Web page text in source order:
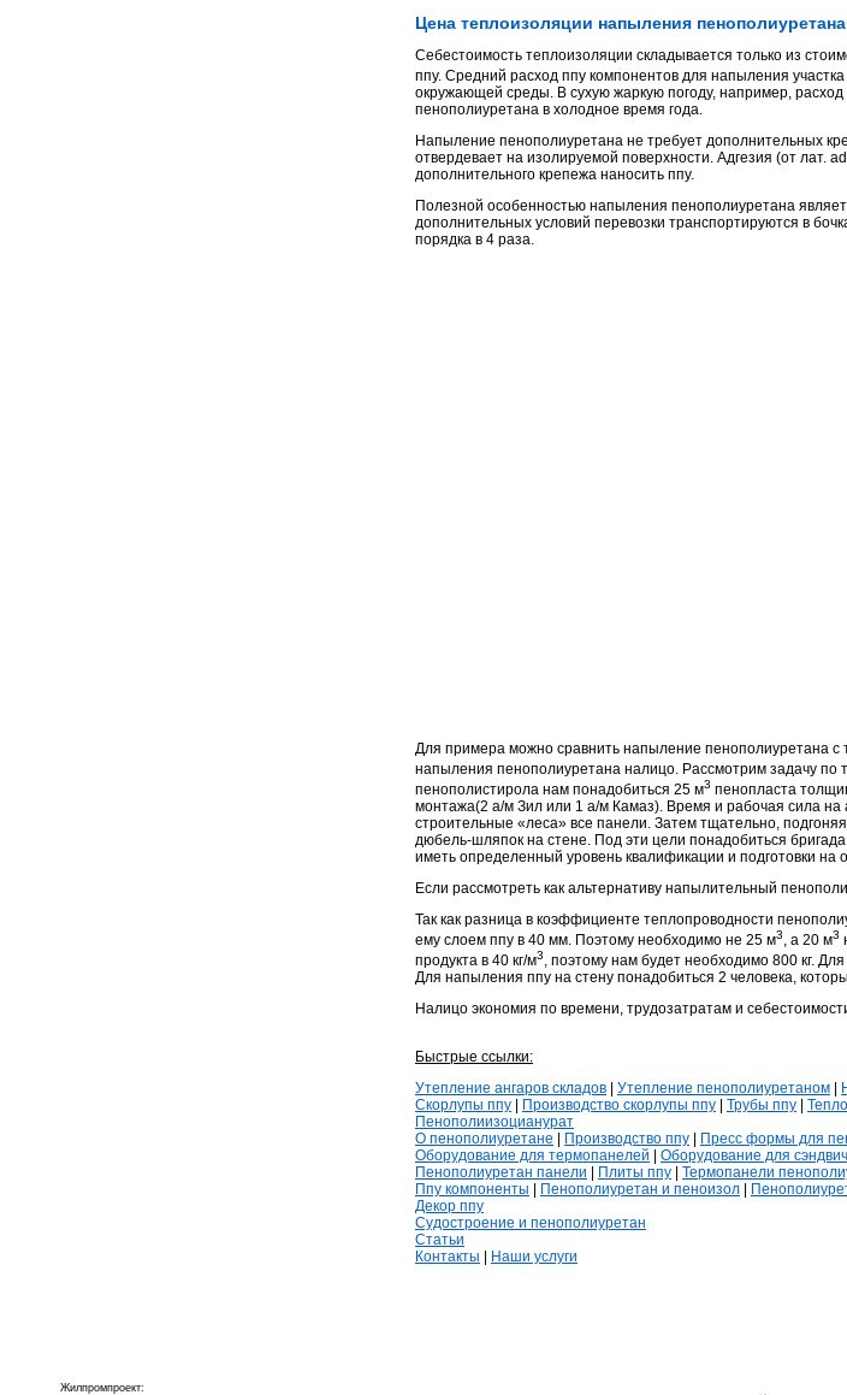
Цена теплоизоляции напыления
Себестоимость теплоизоляции складывается только из
ппу. Средний расход ппу компонентов для напыления
окружающей среды. В сухую жаркую погоду, например,
пенополиуретана в холодное время года.
Напыление пенополиуретана не требует дополнительных
отвердевает на изолируемой поверхности. Адгезия (от лат.
дополнительного крепежа наносить ппу.
Полезной особенностью напыления пенополиуретана
дополнительных условий перевозки транспортируются в
порядка в 4 раза.
Для примера можно сравнить напыление пенополиуретана
напыления пенополиуретана налицо. Рассмотрим задачу
пенополистирола нам понадобиться 25 м3 пенопласта
монтажа(2 а/м Зил или 1 а/м Камаз). Время и рабочая сила на
строительные «леса» все панели. Затем тщательно,
дюбель-шляпок на стене. Под эти цели понадобиться
иметь определенный уровень квалификации и подготовки на
Если рассмотреть как альтернативу напылительный
Так как разница в коэффициенте теплопроводности
ему слоем ппу в 40 мм. Поэтому необходимо не 25 м3, а 20 м3
продукта в 40 кг/м3, поэтому нам будет необходимо 800 кг.
Для напыления ппу на стену понадобиться 2 человека,
Налицо экономия по времени, трудозатратам и
Быстрые ссылки:
Утепление ангаров складов
Утепление пенополиуретаном
Скорлупы ппу
Производство скорлупы ппу Трубы ппу
Пенополиизоцианурат
О пенополиуретане
Производство ппу Пресс формы для
Оборудование для термопанелей
Оборудование для
Пенополиуретан панели
Плиты ппу Термопанели
Ппу компоненты
Пенополиуретан и пеноизол
Декор ппу
Судостроение и пенополиуретан
Статьи
Контакты
Наши услуги
Жилпромпроект: